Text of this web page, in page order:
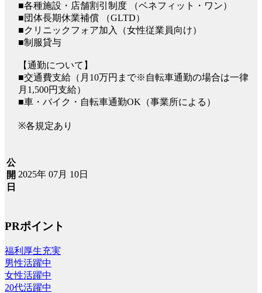
■各種施設・店舗割引制度 （ベネフィット・ワン）
■団体長期休業補償 （GLTD）
■クリニックフォア加入（女性従業員向け）
■制服貸与
【通勤について】
■交通費支給（月10万円まで※自転車通勤の場合は一律
月1,500円支給）
■車・バイク・自転車通勤OK（事業所による）
※各規定あり
公
開
日
2025年 07月 10日
PRポイント
福利厚生充実
男性活躍中
女性活躍中
20代活躍中